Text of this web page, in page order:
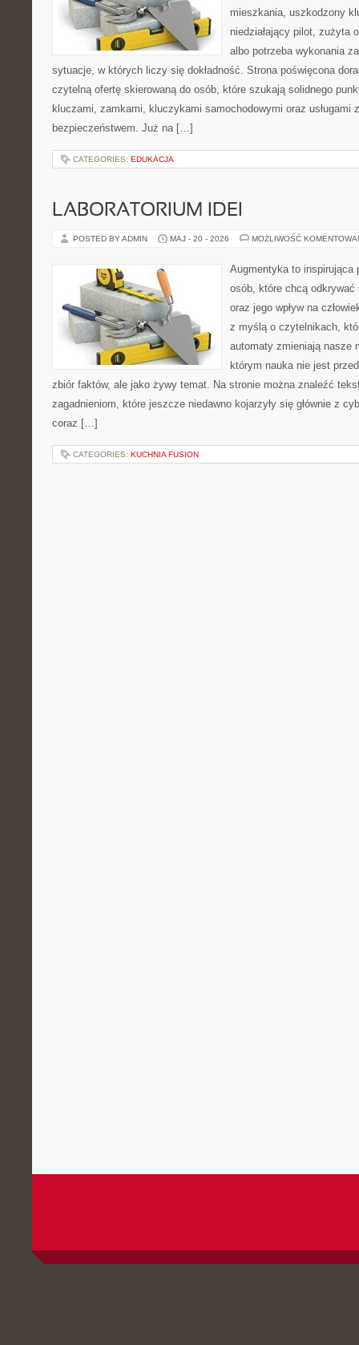
mieszkania, uszkodzony
niedziałający pilot, zużyta
albo potrzeba wykonania
sytuacje, w których liczy się dokładność. Strona poświęcona
czytelną ofertę skierowaną do osób, które szukają solidnego
kluczami, zamkami, kluczykami samochodowymi oraz usługami
bezpieczeństwem. Już na […]
CATEGORIES: EDUKACJA
LABORATORIUM IDEI
POSTED BY ADMIN MAJ - 20 - 2026 MOŻLIWOŚĆ
Augmentyka to inspirująca
osób, które chcą odkrywać
oraz jego wpływ na
z myślą o czytelnikach,
automaty zmieniają nasze
którym nauka nie jest
zbiór faktów, ale jako żywy temat. Na stronie można znaleźć
zagadnieniom, które jeszcze niedawno kojarzyły się głównie z
coraz […]
CATEGORIES: KUCHNIA FUSION